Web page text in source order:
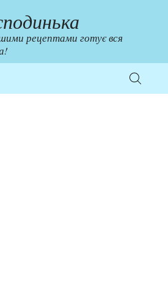
рецептами готує вся